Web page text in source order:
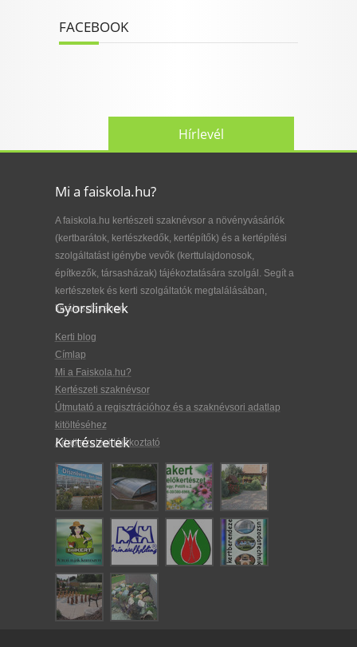
FACEBOOK
Hírlevél
Mi a faiskola.hu?
A faiskola.hu kertészeti szaknévsor a növényvásárlók
(kertbarátok, kertészkedők, kertépítők) és a kertépítési
szolgáltatást igénybe vevők (kerttulajdonosok,
építkezők, társasházak) tájékoztatására szolgál. Segít a
kertészetek és kerti szolgáltatók megtalálásában,
kiválasztásában.
Gyorslinkek
Kerti blog
Címlap
Mi a Faiskola.hu?
Kertészeti szaknévsor
Útmutató a regisztrációhoz és a szaknévsori adatlap
kitöltéséhez
Adatkezelési tájékoztató
Kertészetek